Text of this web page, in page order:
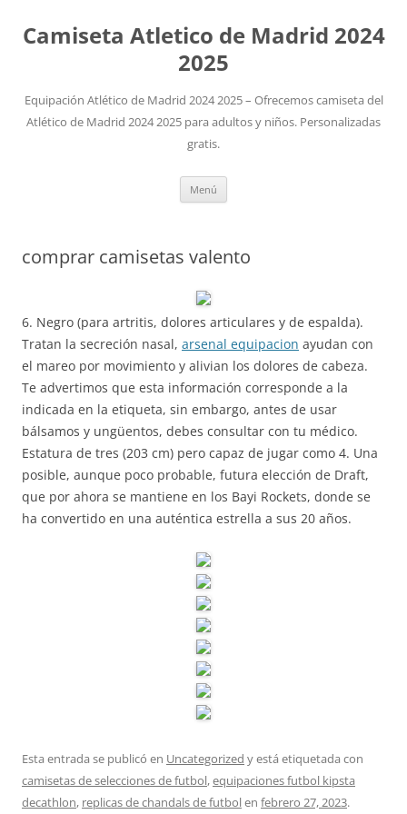
Camiseta Atletico de Madrid 2024
2025
Equipación Atlético de Madrid 2024 2025 – Ofrecemos camiseta del
Atlético de Madrid 2024 2025 para adultos y niños. Personalizadas
gratis.
Menú
comprar camisetas valento
6. Negro (para artritis, dolores articulares y de espalda).
Tratan la secreción nasal, arsenal equipacion ayudan con
el mareo por movimiento y alivian los dolores de cabeza.
Te advertimos que esta información corresponde a la
indicada en la etiqueta, sin embargo, antes de usar
bálsamos y ungüentos, debes consultar con tu médico.
Estatura de tres (203 cm) pero capaz de jugar como 4. Una
posible, aunque poco probable, futura elección de Draft,
que por ahora se mantiene en los Bayi Rockets, donde se
ha convertido en una auténtica estrella a sus 20 años.
Esta entrada se publicó en Uncategorized y está etiquetada con
camisetas de selecciones de futbol,equipaciones futbol kipsta
decathlon, replicas de chandals de futbolen febrero 27, 2023.